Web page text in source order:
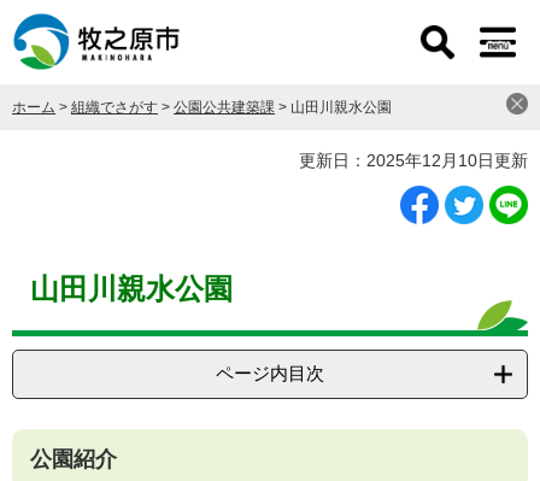
ー
先
ニ
をホーム > 組織でさがす > 公園公共建築課 > 山田川親水公園
更新日：2025年12月10日更新
山田川親水公園
ページ内目次
公園紹介